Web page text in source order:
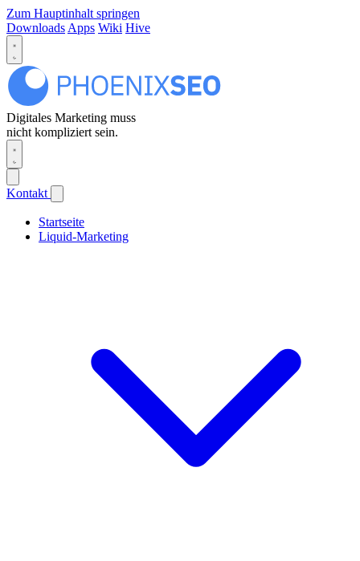
Zum Hauptinhalt springen
Downloads Apps Wiki Hive
Digitales Marketing muss
nicht kompliziert sein.
Kontakt
Startseite
Liquid-Marketing